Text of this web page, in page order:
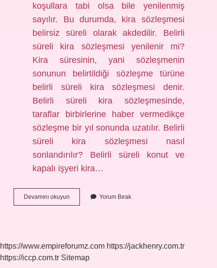
koşullara tabi olsa bile yenilenmiş
sayılır. Bu durumda, kira sözleşmesi
belirsiz süreli olarak akdedilir. Belirli
süreli kira sözleşmesi yenilenir mi?
Kira süresinin, yani sözleşmenin
sonunun belirtildiği sözleşme türüne
belirli süreli kira sözleşmesi denir.
Belirli süreli kira sözleşmesinde,
taraflar birbirlerine haber vermedikçe
sözleşme bir yıl sonunda uzatılır. Belirli
süreli kira sözleşmesi nasıl
sonlandırılır? Belirli süreli konut ve
kapalı işyeri kira…
Devamını okuyun
Süreli
Kira
Sözleşmesine
Yorum Bırak
https://www.empireforumz.com https://jackhenry.com.tr
https://iccp.com.tr Sitemap